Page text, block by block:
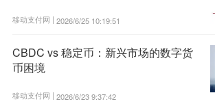
移动支付网 | 2026/6/25 10:19:51
CBDC vs 稳定币：新兴市场的数字货
币困境
移动支付网 | 2026/6/23 9:37:42